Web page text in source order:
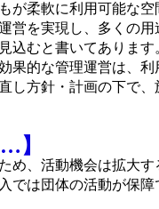
が柔軟に利用可能な空
営を実現し、多くの用
込むと書いてあります
果的な管理運営は、利
し方針・計画の下で、
】
め、活動機会は拡大す
では団体の活動が保障